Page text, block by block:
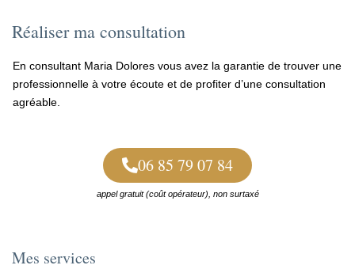
Réaliser ma consultation
En consultant Maria Dolores vous avez la garantie de trouver une
professionnelle à votre écoute et de profiter d’une consultation
agréable.
06 85 79 07 84
appel gratuit (coût opérateur), non surtaxé
Mes services